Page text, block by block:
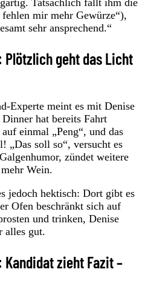
mir mehr Gewürze“),
sehr ansprechend.“
Plötzlich geht das Licht
Experte meint es mit Denise
hat bereits Fahrt
einmal „Peng“, und das
„Das soll so“, versucht es
zündet weitere
Wein.
jedoch hektisch: Dort gibt es
Ofen beschränkt sich auf
und trinken, Denise
alles gut.
Kandidat zieht Fazit –